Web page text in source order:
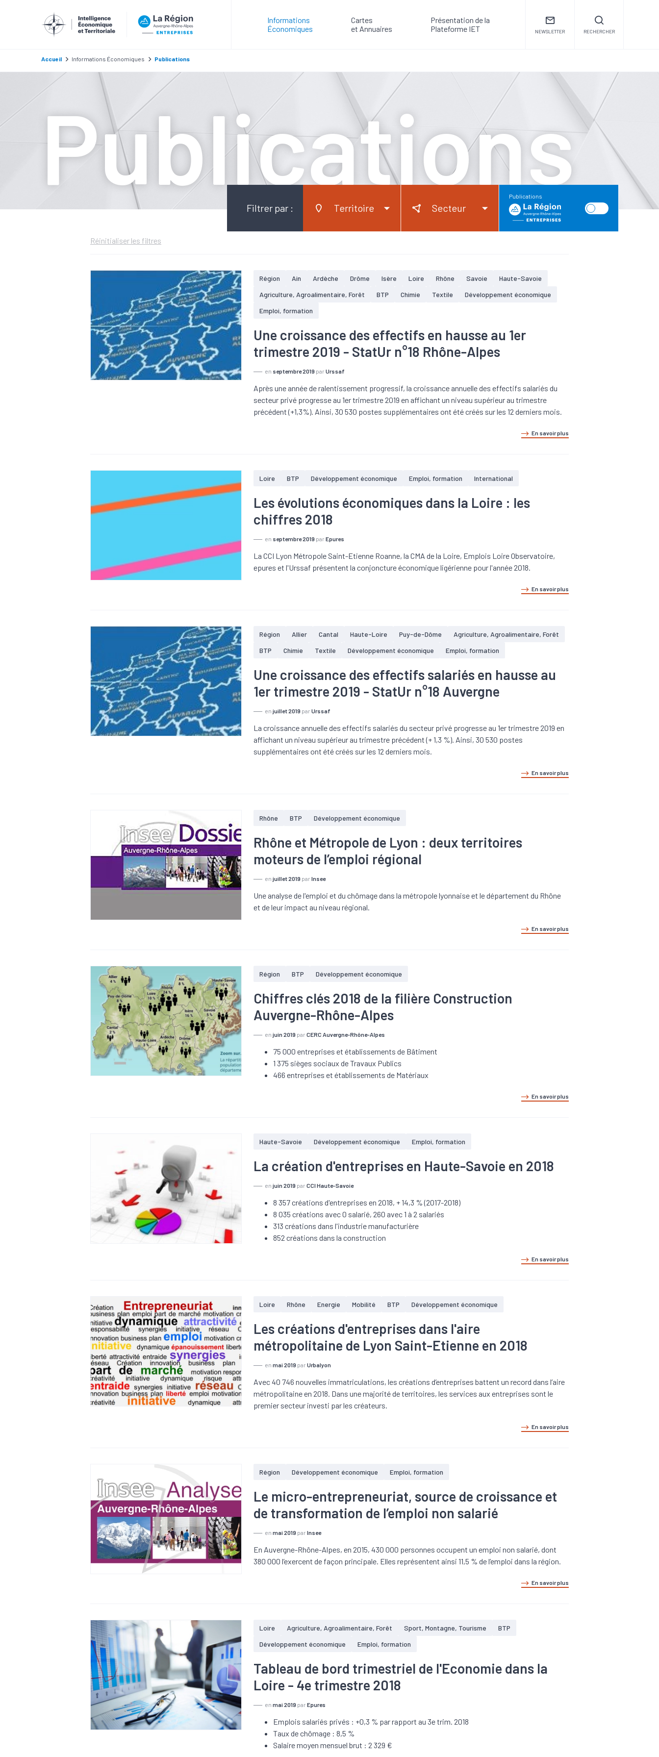
Informations
Économiques
Cartes
et Annuaires
Présentation de la
Plateforme IET
NEWSLETTER RECHERCHER
Accueil Informations Économiques Publications
Publications
Filtrer par : Territoire Secteur
Publications
Réinitialiser les filtres
Région Ain Ardèche Drôme Isère Loire Rhône Savoie
Haute-Savoie
Agriculture, Agroalimentaire, Forêt
BTP Chimie Textile
Développement économique
Emploi, formation
Une croissance des effectifs en hausse au 1er
trimestre 2019 - StatUr n°18 Rhône-Alpes
en septembre 2019 parUrssaf
Après une année de ralentissement progressif, la croissance annuelle des effectifs salariés du
secteur privé progresse au 1er trimestre 2019 en affichant un niveau supérieur au trimestre
précédent (+1,3%). Ainsi, 30 530 postes supplémentaires ont été créés sur les 12 derniers mois.
En savoir plus
Loire BTP Développement économique Emploi, formation International
Les évolutions économiques dans la Loire : les
chiffres 2018
en septembre 2019 parEpures
La CCI Lyon Métropole Saint-Etienne Roanne, la CMA de la Loire, Emplois Loire Observatoire,
epures et l'Urssaf présentent la conjoncture économique ligérienne pour l'année 2018.
En savoir plus
Région Allier Cantal Haute-Loire Puy-de-Dôme
Agriculture, Agroalimentaire, Forêt
BTP
Chimie Textile Développement économique Emploi, formation
Une croissance des effectifs salariés en hausse au
1er trimestre 2019 - StatUr n°18 Auvergne
enjuillet 2019 parUrssaf
La croissance annuelle des effectifs salariés du secteur privé progresse au 1er trimestre 2019 en
affichant un niveau supérieur au trimestre précédent (+ 1,3 %). Ainsi, 30 530 postes
supplémentaires ont été créés sur les 12 derniers mois.
En savoir plus
Rhône BTP Développement économique
Rhône et Métropole de Lyon : deux territoires
moteurs de l’emploi régional
enjuillet 2019 parInsee
Une analyse de l'emploi et du chômage dans la métropole lyonnaise et le département du Rhône
et de leur impact au niveau régional.
En savoir plus
Région BTP Développement économique
Chiffres clés 2018 de la filière Construction
Auvergne-Rhône-Alpes
enjuin 2019 parCERC Auvergne-Rhône-Alpes
75 000 entreprises et établissements de Bâtiment
1 375 sièges sociaux de Travaux Publics
466 entreprises et établissements de Matériaux
En savoir plus
Haute-Savoie Développement économique Emploi, formation
La création d'entreprises en Haute-Savoie en 2018
enjuin 2019 parCCI Haute-Savoie
8 357 créations d'entreprises en 2018, + 14,3 % (2017-2018)
8 035 créations avec 0 salarié, 260 avec 1 à 2 salariés
313 créations dans l'industrie manufacturière
852 créations dans la construction
En savoir plus
Loire Rhône Energie Mobilité BTP Développement économique
Les créations d'entreprises dans l'aire
métropolitaine de Lyon Saint-Etienne en 2018
enmai 2019 parUrbalyon
Avec 40 746 nouvelles immatriculations, les créations d’entreprises battent un record dans l’aire
métropolitaine en 2018. Dans une majorité de territoires, les services aux entreprises sont le
premier secteur investi par les créateurs.
En savoir plus
Région Développement économique Emploi, formation
Le micro-entrepreneuriat, source de croissance et
de transformation de l’emploi non salarié
enmai 2019 parInsee
En Auvergne-Rhône-Alpes, en 2015, 430 000 personnes occupent un emploi non salarié, dont
380 000 l’exercent de façon principale. Elles représentent ainsi 11,5 % de l’emploi dans la région.
En savoir plus
Loire Agriculture, Agroalimentaire, Forêt Sport, Montagne, Tourisme
BTP
Développement économique
Emploi, formation
Tableau de bord trimestriel de l'Economie dans la
Loire - 4e trimestre 2018
enmai 2019 parEpures
Emplois salariés privés : +0,3 % par rapport au 3e trim. 2018
Taux de chômage : 8,5 %
Salaire moyen mensuel brut : 2 329 €